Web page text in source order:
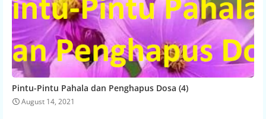
Pintu-Pintu Pahala dan Penghapus Dosa (4)
August 14, 2021